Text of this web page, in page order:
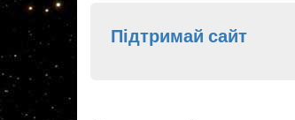
Підтримай сайт